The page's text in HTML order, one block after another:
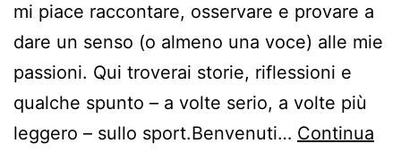
mi piace raccontare, osservare e provare a
dare un senso (o almeno una voce) alle mie
passioni. Qui troverai storie, riflessioni e
qualche spunto – a volte serio, a volte più
leggero – sullo sport.Benvenuti… Continua